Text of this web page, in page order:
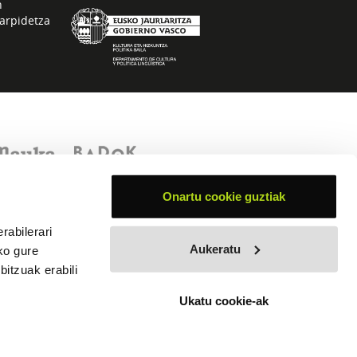
gure
erabili
Onartu cookie guztiak
Aukeratu
Ukatu cookie-ak